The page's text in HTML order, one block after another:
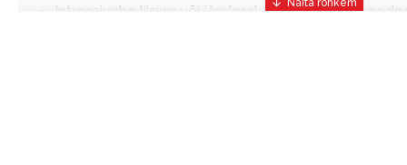
Intressivaba liising või järelmaks on mugav ja